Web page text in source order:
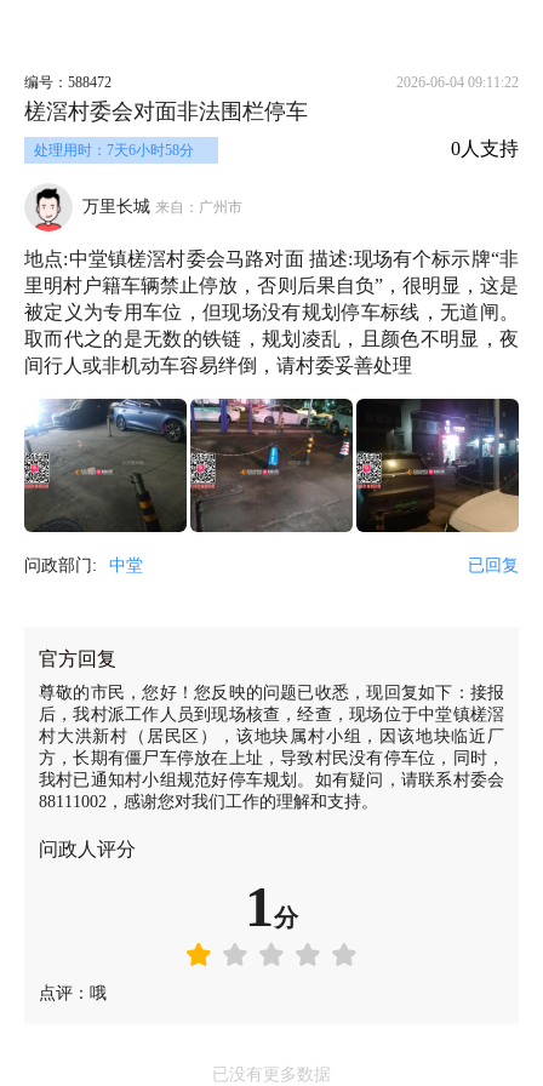
编号：588472 2026-06-04 09:11:22
槎滘村委会对面非法围栏停车
处理用时：7天6小时58分 0人支持
万里长城 来自：广州市
地点:中堂镇槎滘村委会马路对面 描述:现场有个标示牌“非
里明村户籍车辆禁止停放，否则后果自负”，很明显，这是
被定义为专用车位，但现场没有规划停车标线，无道闸。
取而代之的是无数的铁链，规划凌乱，且颜色不明显，夜
间行人或非机动车容易绊倒，请村委妥善处理
问政部门: 中堂 已回复
官方回复
尊敬的市民，您好！您反映的问题已收悉，现回复如下：接报
后，我村派工作人员到现场核查，经查，现场位于中堂镇槎滘
村大洪新村（居民区），该地块属村小组，因该地块临近厂
方，长期有僵尸车停放在上址，导致村民没有停车位，同时，
我村已通知村小组规范好停车规划。如有疑问，请联系村委会
88111002，感谢您对我们工作的理解和支持。
问政人评分
1分
点评：哦
已没有更多数据